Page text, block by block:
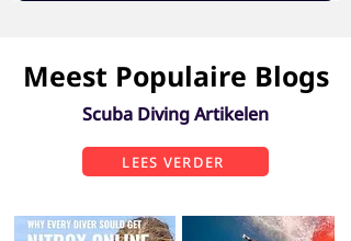
Meest Populaire Blogs
Scuba Diving Artikelen
LEES VERDER